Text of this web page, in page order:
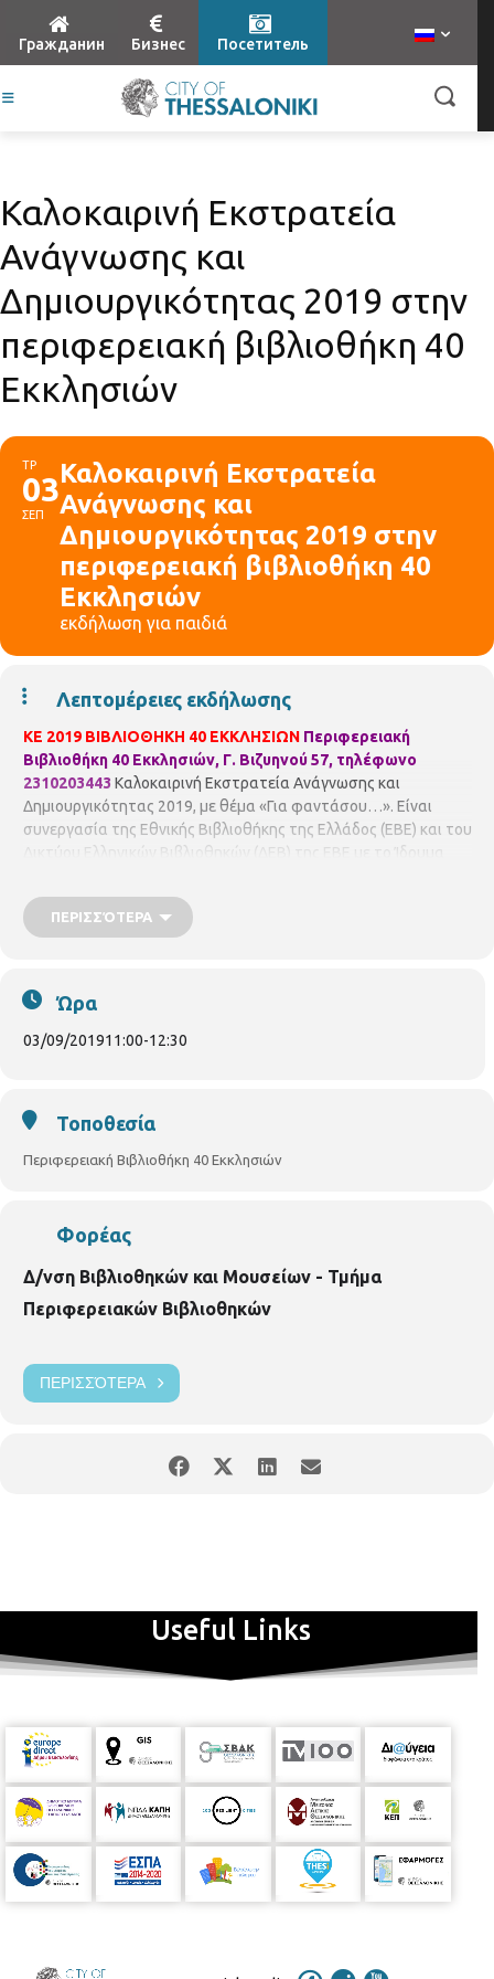
Гражданин Бизнес Посетитель
Καλοκαιρινή Εκστρατεία
Ανάγνωσης και
Δημιουργικότητας 2019 στην
περιφερειακή βιβλιοθήκη 40
Εκκλησιών
ΤΡ
03
ΣΕΠ
Καλοκαιρινή Εκστρατεία
Ανάγνωσης και
Δημιουργικότητας 2019 στην
περιφερειακή βιβλιοθήκη 40
Εκκλησιών
εκδήλωση για παιδιά
Λεπτομέρειες εκδήλωσης
ΚΕ 2019 ΒΙΒΛΙΟΘΗΚΗ 40 ΕΚΚΛΗΣΙΩΝ Περιφερειακή
Βιβλιοθήκη 40 Εκκλησιών, Γ. Βιζυηνού 57, τηλέφωνο
2310203443 Καλοκαιρινή Εκστρατεία Ανάγνωσης και
Δημιουργικότητας 2019, με θέμα «Για φαντάσου…». Είναι
συνεργασία της Εθνικής Βιβλιοθήκης της Ελλάδος (ΕΒΕ) και του
Δικτύου Ελληνικών Βιβλιοθηκών (ΔΕΒ) της ΕΒΕ με το Ίδρυμα
το πρωίΓια φαντάσου… Μια βαλίτσα με εισιτήριο μια
σελίδαΈνα πρόγραμμα φτιαγμένο για καλοκαίρι αλλά ιδανικό
14 ετών. Με προεγγραφή.
ΠΕΡΙΣΣΌΤΕΡΑ
Ώρα
03/09/201911:00-12:30
Τοποθεσία
Περιφερειακή Βιβλιοθήκη 40 Εκκλησιών
Φορέας
Δ/νση Βιβλιοθηκών και Μουσείων - Τμήμα
Περιφερειακών Βιβλιοθηκών
ΠΕΡΙΣΣΌΤΕΡΑ
Useful Links